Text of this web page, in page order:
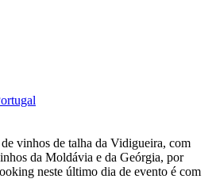
vinhos de talha da Vidigueira, com
da Moldávia e da Geórgia, por
neste último dia de evento é com